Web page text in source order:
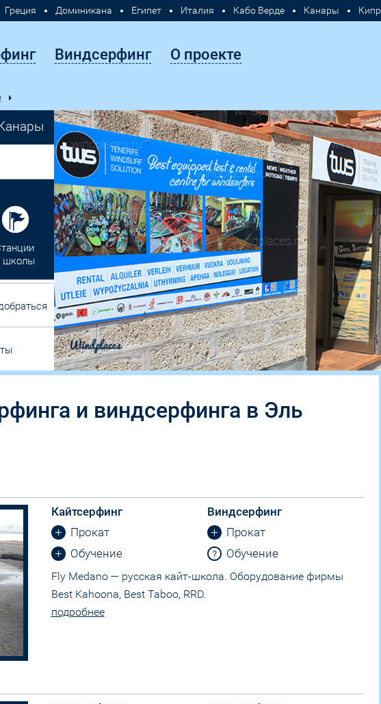
Греция Доминикана Египет Италия Кабо Верде Канары Кипр
Виндсерфинг О проекте
школы
и виндсерфинга в Эль
Кайтсерфинг
Прокат
Обучение
Виндсерфинг
Прокат
Обучение
Fly Medano — русская кайт-школа. Оборудование фирмы
Best Kahoona, Best Taboo, RRD.
подробнее